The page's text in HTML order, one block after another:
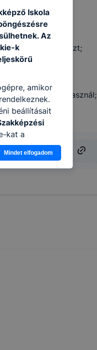
használ;
tervez és fejleszt;
szoftvereket használ;
Iskola
Az
k
amikor
beállításait
kat a
hogyan
részeit
Önnek
Mindet elfogadom